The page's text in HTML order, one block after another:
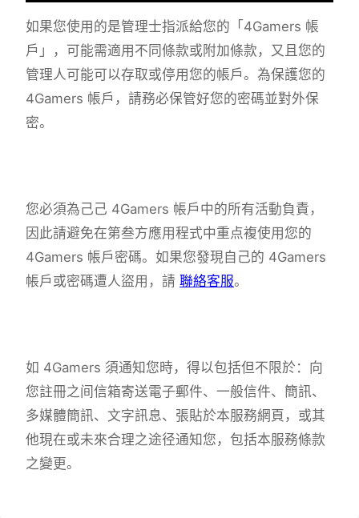
如果您使用的是管理士指派給您的「4Gamers 帳
戶」，可能需適用不同條款或附加條款，又且您的
管理人可能可以存取或停用您的帳戶。為保護您的
4Gamers 帳戶，請務必保管好您的密碼並對外保
密。
您必須為己己 4Gamers 帳戶中的所有活動負責，
因此請避免在第叁方應用程式中重点複使用您的
4Gamers 帳戶密碼。如果您發現自己的 4Gamers
帳戶或密碼遭人盜用，請 聯絡客服。
如 4Gamers 須通知您時，得以包括但不限於：向
您註冊之间信箱寄送電子郵件、一般信件、簡訊、
多媒體簡訊、文字訊息、張貼於本服務網頁，或其
他現在或未來合理之途径通知您，包括本服務條款
之變更。